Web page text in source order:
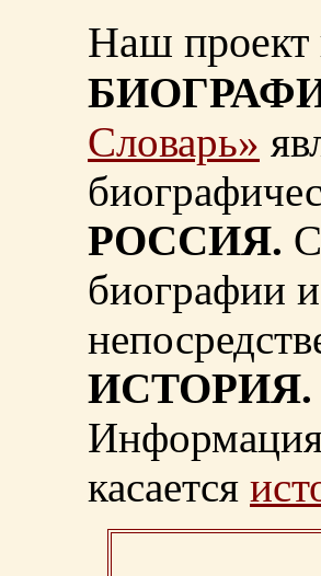
Наш проект
Словарь»
РОССИЯ.
биографии
ИСТОРИЯ.
касается